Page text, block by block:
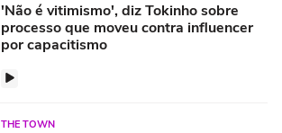
'Não é vitimismo', diz Tokinho sobre
processo que moveu contra influencer
por capacitismo
THE TOWN